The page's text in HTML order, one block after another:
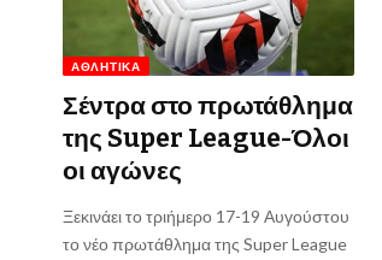
ΑΘΛΗΤΙΚΆ
Σέντρα στο πρωτάθλημα
της Super League-Όλοι
οι αγώνες
Ξεκινάει το τριήμερο 17-19 Αυγούστου
το νέο πρωτάθλημα της Super League